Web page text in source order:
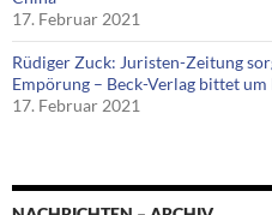
17. Februar 2021
Rüdiger Zuck: Juristen-Zeitung
Empörung – Beck-Verlag bittet
17. Februar 2021